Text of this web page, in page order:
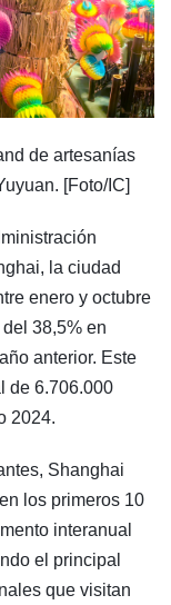
de artesanías
[Foto/IC]
la ciudad
enero y octubre
38,5% en
anterior. Este
de 6.706.000
2024.
Shanghai
los primeros 10
interanual
el principal
que visitan